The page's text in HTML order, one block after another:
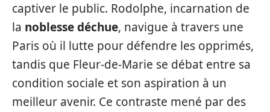
captiver le public. Rodolphe, incarnation de
la noblesse déchue, navigue à travers une
Paris où il lutte pour défendre les opprimés,
tandis que Fleur-de-Marie se débat entre sa
condition sociale et son aspiration à un
meilleur avenir. Ce contraste mené par des